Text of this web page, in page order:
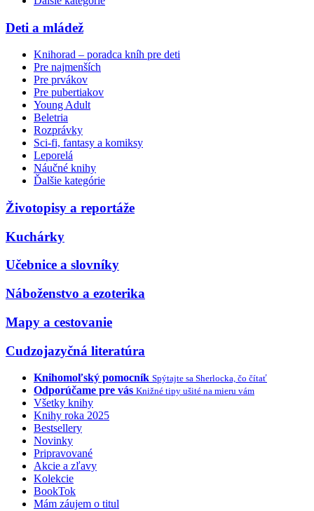
Deti a mládež
Knihorad – poradca kníh pre deti
Pre najmenších
Pre prvákov
Pre pubertiakov
Young Adult
Beletria
Rozprávky
Sci-fi, fantasy a komiksy
Leporelá
Náučné knihy
Ďalšie kategórie
Životopisy a reportáže
Kuchárky
Učebnice a slovníky
Náboženstvo a ezoterika
Mapy a cestovanie
Cudzojazyčná literatúra
Knihomoľský pomocník Spýtajte sa Sherlocka, čo čítať
Odporúčame pre vás Knižné tipy ušité na mieru vám
Všetky knihy
Knihy roka 2025
Bestsellery
Novinky
Pripravované
Akcie a zľavy
Kolekcie
BookTok
Mám záujem o titul